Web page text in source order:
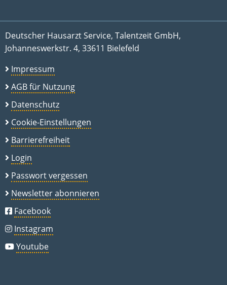
Deutscher Hausarzt Service, Talentzeit GmbH,
Johanneswerkstr. 4, 33611 Bielefeld
Impressum
AGB für Nutzung
Datenschutz
Cookie-Einstellungen
Barrierefreiheit
Login
Passwort vergessen
Newsletter abonnieren
Facebook
Instagram
Youtube